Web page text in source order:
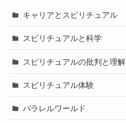
キャリアとスピリチュアル
スピリチュアルと科学
スピリチュアルの批判と理解
スピリチュアル体験
パラレルワールド